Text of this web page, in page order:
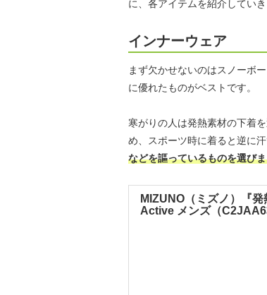
に、各アイテムを紹介していき
インナーウェア
まず欠かせないのはスノーボ
に優れたものがベストです。
寒がりの人は発熱素材の下着
め、スポーツ時に着ると逆に
などを謳っているものを選び
MIZUNO（ミズノ）『
Active メンズ（